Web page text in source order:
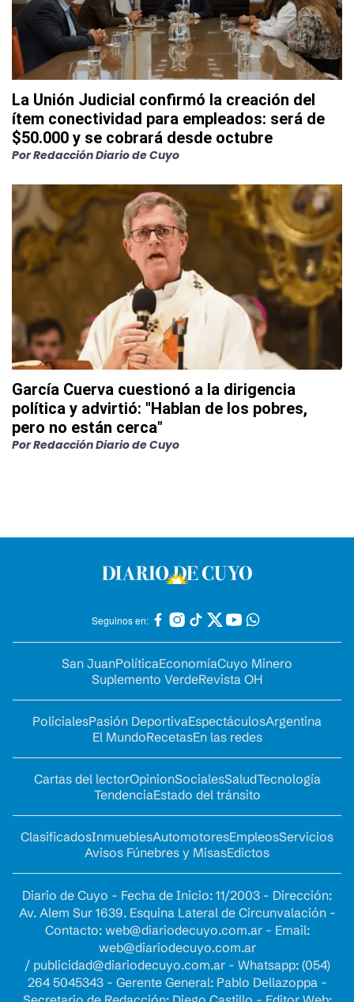
La Unión Judicial confirmó la creación del
ítem conectividad para empleados: será de
$50.000 y se cobrará desde octubre
PorRedacción Diario de Cuyo
García Cuerva cuestionó a la dirigencia
política y advirtió: "Hablan de los pobres,
pero no están cerca"
PorRedacción Diario de Cuyo
Seguinos en:
San JuanPolíticaEconomíaCuyo Minero
Suplemento VerdeRevista OH
PolicialesPasión DeportivaEspectáculosArgentina
El MundoRecetasEn las redes
Cartas del lectorOpinionSocialesSaludTecnología
TendenciaEstado del tránsito
ClasificadosInmueblesAutomotoresEmpleosServicios
Avisos Fúnebres y MisasEdictos
Diario de Cuyo - Fecha de Inicio: 11/2003 - Dirección:
Av. Alem Sur 1639. Esquina Lateral de Circunvalación -
Contacto: web@diariodecuyo.com.ar- Email:
web@diariodecuyo.com.ar
/ publicidad@diariodecuyo.com.ar- Whatsapp: (054)
264 5045343 - Gerente General: Pablo Dellazoppa -